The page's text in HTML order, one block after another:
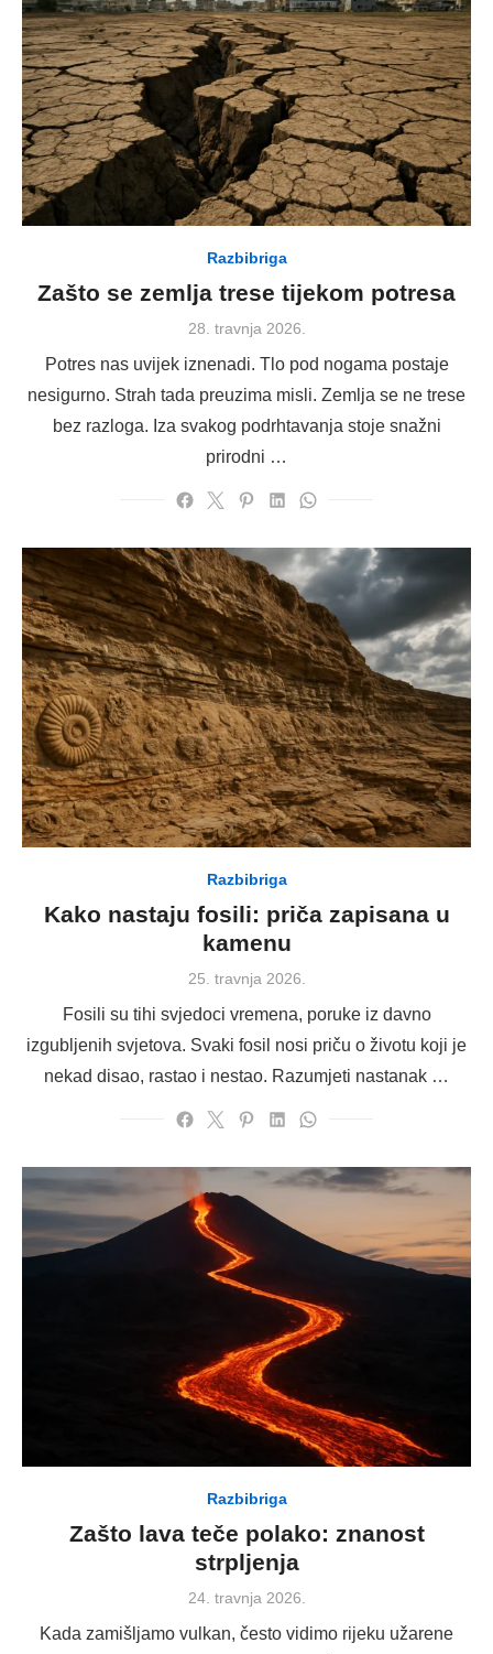
Razbibriga
Zašto se zemlja trese tijekom potresa
Posted
28. travnja 2026.
Potres nas uvijek iznenadi. Tlo pod nogama postaje
nesigurno. Strah tada preuzima misli. Zemlja se ne trese
bez razloga. Iza svakog podrhtavanja stoje snažni
prirodni …
Razbibriga
Kako nastaju fosili: priča zapisana u
kamenu
Posted
25. travnja 2026.
Fosili su tihi svjedoci vremena, poruke iz davno
izgubljenih svjetova. Svaki fosil nosi priču o životu koji je
nekad disao, rastao i nestao. Razumjeti nastanak …
Razbibriga
Zašto lava teče polako: znanost
strpljenja
Posted
24. travnja 2026.
Kada zamišljamo vulkan, često vidimo rijeku užarene